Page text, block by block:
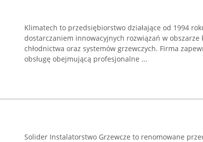
Klimatech to przedsiębiorstwo działające od 1994
dostarczaniem innowacyjnych rozwiązań w obszarze
chłodnictwa oraz systemów grzewczych. Firma
obsługę obejmującą profesjonalne ...
Solider Instalatorstwo Grzewcze to renomowane